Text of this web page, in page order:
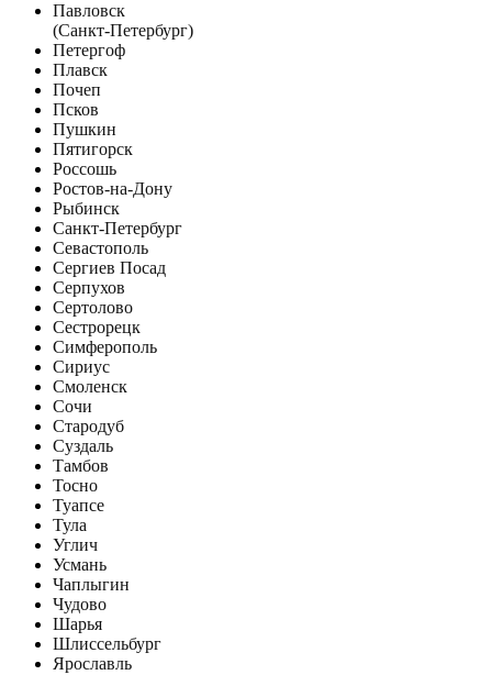
Павловск
(Санкт-Петербург)
Петергоф
Плавск
Почеп
Псков
Пушкин
Пятигорск
Россошь
Ростов-на-Дону
Рыбинск
Санкт-Петербург
Севастополь
Сергиев Посад
Серпухов
Сертолово
Сестрорецк
Симферополь
Сириус
Смоленск
Сочи
Стародуб
Суздаль
Тамбов
Тосно
Туапсе
Тула
Углич
Усмань
Чаплыгин
Чудово
Шарья
Шлиссельбург
Ярославль